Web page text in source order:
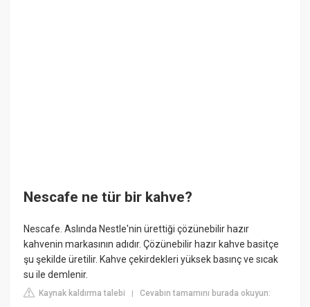
Nescafe ne tür bir kahve?
Nescafe. Aslında Nestle'nin ürettiği çözünebilir hazır
kahvenin markasının adıdır. Çözünebilir hazır kahve basitçe
şu şekilde üretilir. Kahve çekirdekleri yüksek basınç ve sıcak
su ile demlenir.
Kaynak kaldırma talebi |Cevabın tamamını burada okuyun: